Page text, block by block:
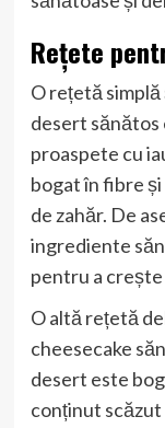
Rețete
O rețetă
desert sănătos
proaspete cu
bogat în fibre
de zahăr. De
ingrediente
pentru a
O altă rețetă
cheesecake
desert este
conținut scăzut